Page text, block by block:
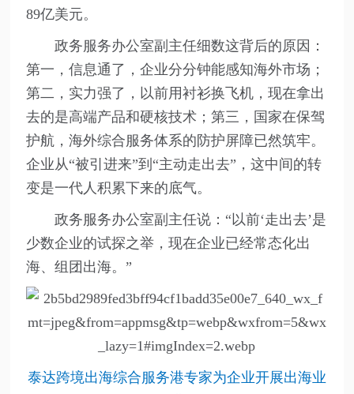
89亿美元。
政务服务办公室副主任细数这背后的原因：
第一，信息通了，企业分分钟能感知海外市场；
第二，实力强了，以前用衬衫换飞机，现在拿出
去的是高端产品和硬核技术；第三，国家在保驾
护航，海外综合服务体系的防护屏障已然筑牢。
企业从“被引进来”到“主动走出去”，这中间的转
变是一代人积累下来的底气。
政务服务办公室副主任说：“以前‘走出去’是
少数企业的试探之举，现在企业已经常态化出
海、组团出海。”
泰达跨境出海综合服务港专家为企业开展出海业